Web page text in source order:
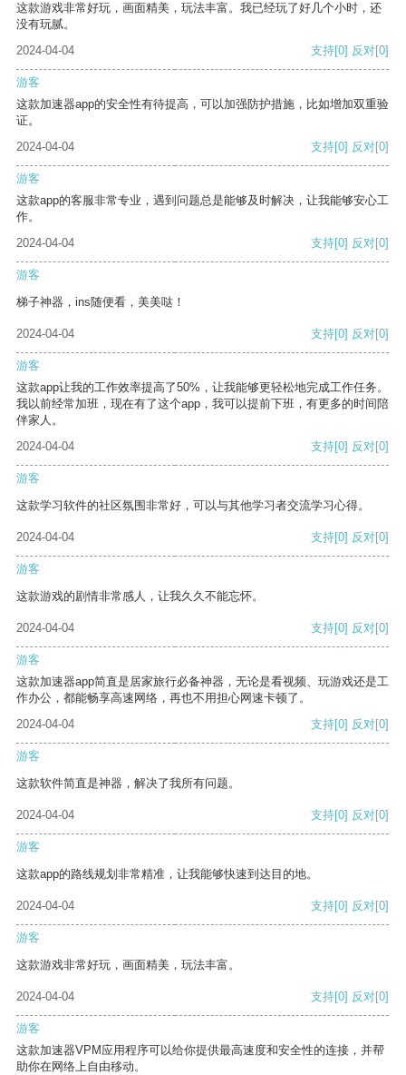
这款游戏非常好玩，画面精美，玩法丰富。我已经玩了好几个小时，还
没有玩腻。
2024-04-04
支持[0] 反对[0]
游客
这款加速器app的安全性有待提高，可以加强防护措施，比如增加双重验
证。
2024-04-04
支持[0] 反对[0]
游客
这款app的客服非常专业，遇到问题总是能够及时解决，让我能够安心工
作。
2024-04-04
支持[0] 反对[0]
游客
梯子神器，ins随便看，美美哒！
2024-04-04 支持[0] 反对[0]
游客
这款app让我的工作效率提高了50%，让我能够更轻松地完成工作任务。
我以前经常加班，现在有了这个app，我可以提前下班，有更多的时间陪
伴家人。
2024-04-04
支持[0] 反对[0]
游客
这款学习软件的社区氛围非常好，可以与其他学习者交流学习心得。
2024-04-04 支持[0] 反对[0]
游客
这款游戏的剧情非常感人，让我久久不能忘怀。
2024-04-04 支持[0] 反对[0]
游客
这款加速器app简直是居家旅行必备神器，无论是看视频、玩游戏还是工
作办公，都能畅享高速网络，再也不用担心网速卡顿了。
2024-04-04
支持[0] 反对[0]
游客
这款软件简直是神器，解决了我所有问题。
2024-04-04 支持[0] 反对[0]
游客
这款app的路线规划非常精准，让我能够快速到达目的地。
2024-04-04 支持[0] 反对[0]
游客
这款游戏非常好玩，画面精美，玩法丰富。
2024-04-04 支持[0] 反对[0]
游客
这款加速器VPM应用程序可以给你提供最高速度和安全性的连接，并帮
助你在网络上自由移动。